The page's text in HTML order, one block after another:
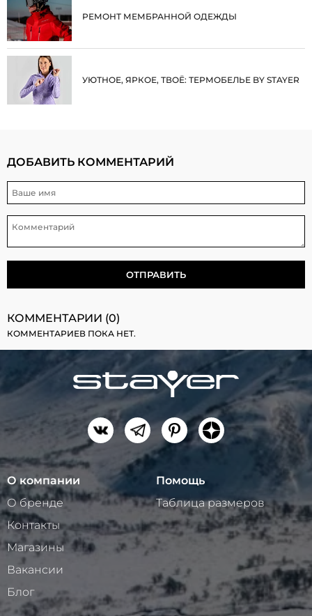
РЕМОНТ МЕМБРАННОЙ ОДЕЖДЫ
УЮТНОЕ, ЯРКОЕ, ТВОЁ: ТЕРМОБЕЛЬЕ BY STAYER
ДОБАВИТЬ КОММЕНТАРИЙ
КОММЕНТАРИИ (0)
КОММЕНТАРИЕВ ПОКА НЕТ.
О компании
О бренде
Контакты
Магазины
Вакансии
Блог
Помощь
Таблица размеров